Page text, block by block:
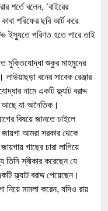
শর্তে বলেন, ‘বাইরের
শরিফের ছবি আর্ট করে
ইস্যুতে পরিণত হতে পারে তাই
মুক্তিযোদ্ধা শুকুর মাহমুদের
বনের সাবেক রেঞ্জার
নামে একটি ফ্ল্যাট বরাদ্দ
আছে যা অনৈতিক।
বিষয়ে জানতে চাইলে
জায়গা আমরা সরকার থেকে
গাছের চারা লাগিয়ে
স্বীকার করেছেন যে
ফ্ল্যাট বরাদ্দ পেয়েছেন।
নিয়ে মামলা করেন, যদিও রায়